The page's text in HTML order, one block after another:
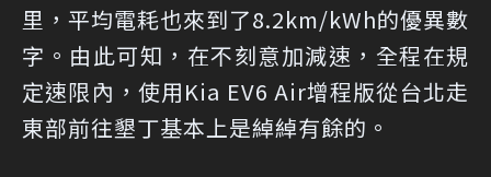
里，平均電耗也來到了8.2km/kWh的優異數
字。由此可知，在不刻意加減速，全程在規
定速限內，使用Kia EV6 Air增程版從台北走
東部前往墾丁基本上是綽綽有餘的。